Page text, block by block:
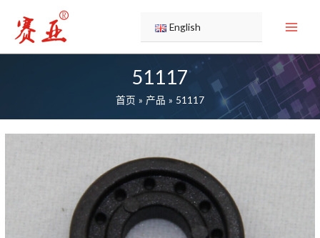
容
English
51117
首页 产品 51117